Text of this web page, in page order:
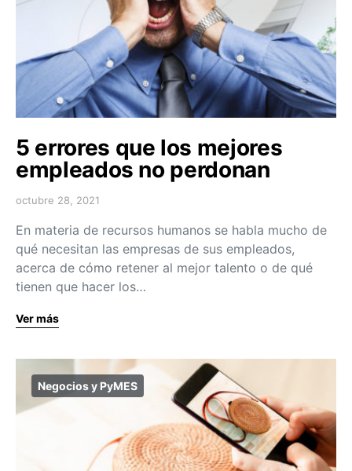
5 errores que los mejores
empleados no perdonan
octubre 28, 2021
En materia de recursos humanos se habla mucho de
qué necesitan las empresas de sus empleados,
acerca de cómo retener al mejor talento o de qué
tienen que hacer los…
Ver más
Negocios y PyMES